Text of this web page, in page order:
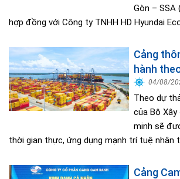
Gòn – SSA
hợp đồng với Công ty TNHH HD Hyundai
Cảng
hành
ứng dụng
động hóa
04/08/
Theo dự
của Bộ
minh sẽ
thời gian thực, ứng dụng mạnh trí tuệ nhân
Cảng